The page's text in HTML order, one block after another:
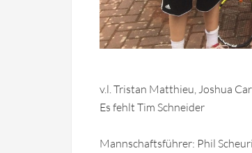
v.l. Tristan Matthieu, Joshua
Es fehlt Tim Schneider
Mannschaftsführer: Phil